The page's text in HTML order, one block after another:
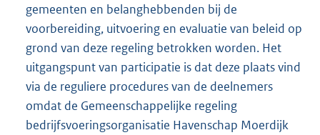
gemeenten en belanghebbenden bij de
voorbereiding, uitvoering en evaluatie van beleid op
grond van deze regeling betrokken worden. Het
uitgangspunt van participatie is dat deze plaats vind
via de reguliere procedures van de deelnemers
omdat de Gemeenschappelijke regeling
bedrijfsvoeringsorganisatie Havenschap Moerdijk